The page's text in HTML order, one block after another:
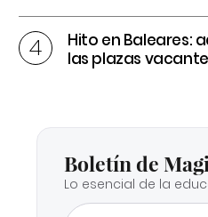
Hito en Baleares:
las plazas
Boletín de
Lo esencial de la